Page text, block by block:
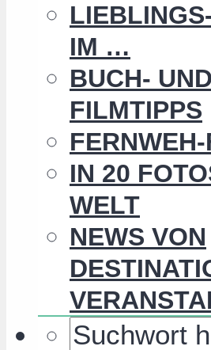
IM …
BUCH- UND
FILMTIPPS
IN 20
WELT
NEWS VON